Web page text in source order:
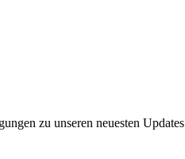
zu unseren neuesten Updates